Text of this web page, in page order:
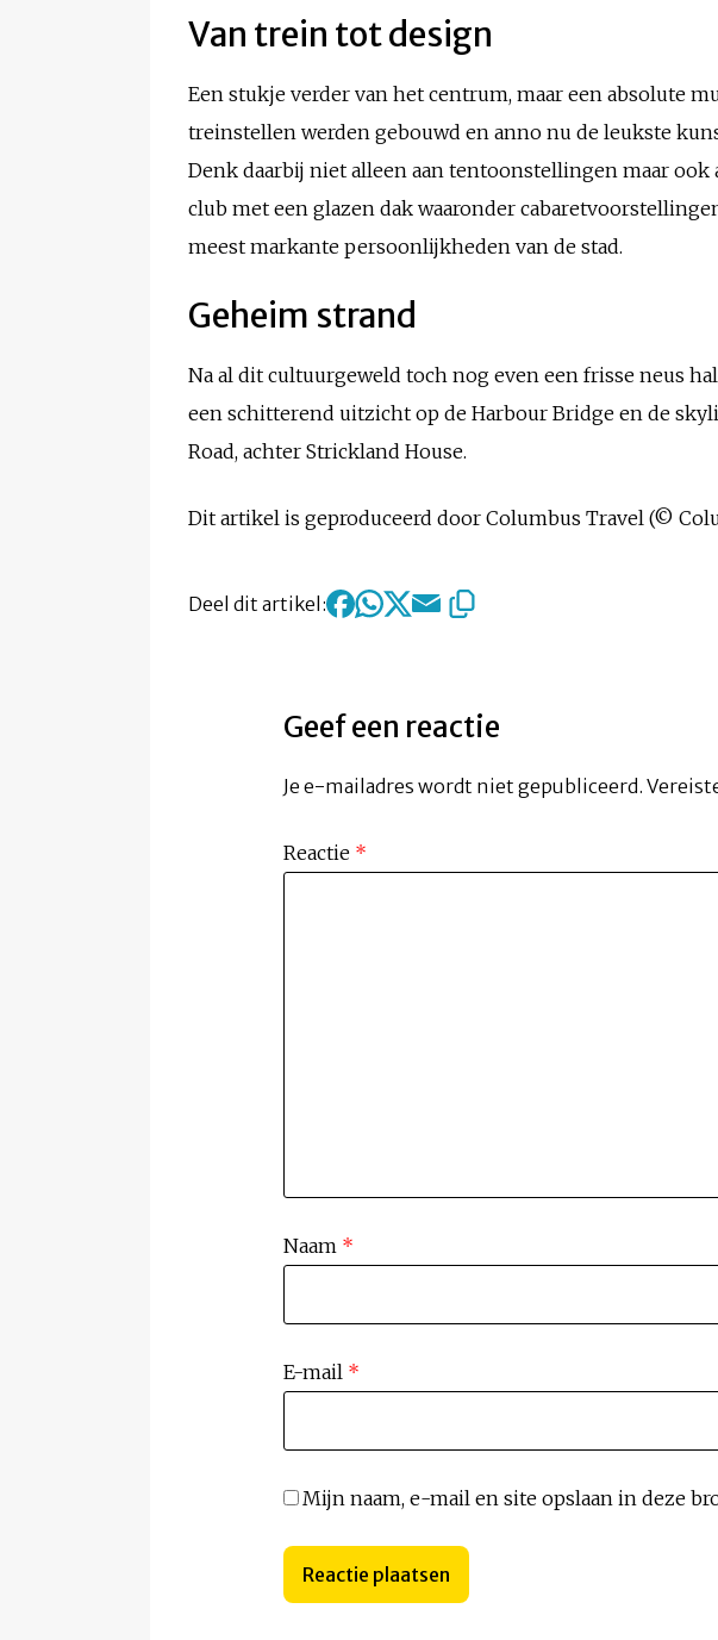
Van trein tot design
Een stukje verder van het centrum, maar een absolute
treinstellen werden gebouwd en anno nu de leukste
Denk daarbij niet alleen aan tentoonstellingen maar ook
club met een glazen dak waaronder
meest markante persoonlijkheden van de stad.
Geheim strand
Na al dit cultuurgeweld toch nog even een frisse neus
een schitterend uitzicht op de Harbour Bridge en de
Road, achter Strickland House.
Dit artikel is geproduceerd door Columbus Travel (©
Deel dit artikel:
Geef een reactie
Je e-mailadres wordt niet gepubliceerd.
Reactie *
Naam *
E-mail *
Mijn naam, e-mail en site opslaan in deze